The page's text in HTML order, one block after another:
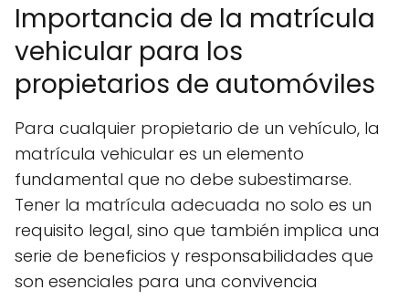
Importancia de la matrícula
vehicular para los
propietarios de automóviles
Para cualquier propietario de un vehículo, la
matrícula vehicular es un elemento
fundamental que no debe subestimarse.
Tener la matrícula adecuada no solo es un
requisito legal, sino que también implica una
serie de beneficios y responsabilidades que
son esenciales para una convivencia